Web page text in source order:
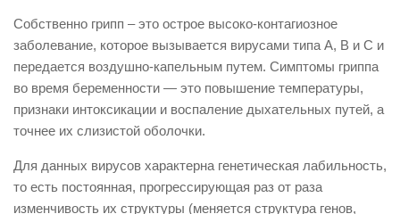
Собственно грипп – это острое высоко-контагиозное
заболевание, которое вызывается вирусами типа А, В и С и
передается воздушно-капельным путем. Симптомы гриппа
во время беременности — это повышение температуры,
признаки интоксикации и воспаление дыхательных путей, а
точнее их слизистой оболочки.
Для данных вирусов характерна генетическая лабильность,
то есть постоянная, прогрессирующая раз от раза
изменчивость их структуры (меняется структура генов,